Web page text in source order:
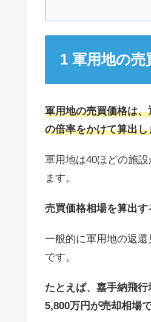
軍用地の売
軍用地の売買価格は
の倍率をかけて算出し
軍用地は40ほどの施
ます。
売買価格相場を算出す
一般的に軍用地の返
です。
たとえば、嘉手納飛
5,800万円が売却相場で